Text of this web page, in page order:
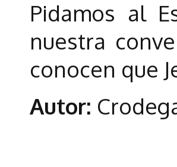
Pidamos al
nuestra
conocen que
Autor: